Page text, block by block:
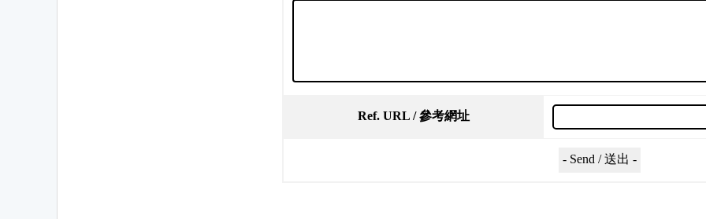
Ref. URL / 參考網址